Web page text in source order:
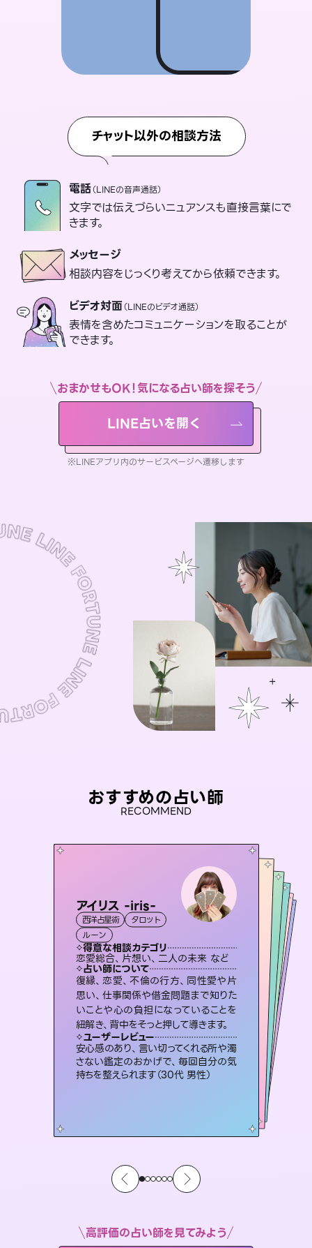
チャット以外の相談方法
電話（LINEの音声通話）
文字では伝えづらいニュアンスも直接言葉にで
きます。
メッセージ
相談内容をじっくり考えてから依頼できます。
ビデオ対面（LINEのビデオ通話）
表情を含めたコミュニケーションを取ることが
できます。
おまかせもOK！気になる占い師を探そう
LINE占いを開く
※LINEアプリ内のサービスページへ遷移します
おすすめの占い師
RECOMMEND
アイリス -iris-
西洋占星術
タロット
ルーン
得意な相談カテゴリ
恋愛総合、片想い、二人の未来 など
占い師について
復縁、恋愛、不倫の行方、同性愛や片
思い、仕事関係や借金問題まで知りた
いことや心の負担になっていることを
紐解き、背中をそっと押して導きます。
ユーザーレビュー
安心感のあり、言い切ってくれる所や濁
さない鑑定のおかげで、毎回自分の気
持ちを整えられます（30代 男性）
おう 霊感オラクル
霊視・オーラ
オラクルカード
得意な相談カテゴリ
恋愛総合、あの人の気持ち など
占い師について
霊視×オラクルカードを使って「今」と
「未来」そして「気になるあの人の気持
ち」まで丁寧に読み解き、恋や人生のヒ
ントを優しく引き出します。
ユーザーレビュー
不安な気持ちが嘘みたいに晴れまし
た…！よく視えていらっしゃるんだなと
感じました（40代 女性）
セラピスト理恵
霊視・オーラ
スピリチュアル・リーディング
得意な相談カテゴリ
片想い、二人の未来、年の差 など
占い師について
連絡再開、復縁、成就などの報告実績
多数。セラピストとして2万超の施術経
験があるからこそできる鑑定で、より良
い未来をサポートします。
ユーザーレビュー
とても心温まる鑑定でした。しかもこち
らは何も言っていないのに視えていらっ
しゃるんだなと驚きです（30代女性）
彗望（ すいぼう
霊視・オーラ
スピリチュアル・リーディング
得意な相談カテゴリ
片想い、あの人の気持ち、復縁 など
占い師について
3,700年以上の歴史を持つ東洋最古の占術「易占」で詳細まで占い、幸せへ向かう道筋を示します。厳しい結果にも具体的な対策をお伝えします。
ユーザーレビュー
複雑な背景もしっかり聞いて鑑定して
いただけました。気持ちが楽になりまし
た（50代 女性）
桃源珠羽
スピリチュアル・リーディング
得意な相談カテゴリ
片想い、あの人の気持ち、復縁 など
占い師について
恋愛のお悩みの中でも特に「曖昧な関
係」の相談を得意としており、友達以上
恋人未満なお相手との今後や本音を丁
寧に読み解き恋愛成就へと導きます。
ユーザーレビュー
鑑定していただいてアドバイス通りに行
動すると仲が復活してきました。ありが
とうございました（40代 女性）
未来視師＊花
霊視・オーラ 心理学
スピリチュアル・リーディング
得意な相談カテゴリ
出逢い、片想い、復縁 など
占い師について
未来には何パターンもの選択肢があり
ます。不安で視えにくくなっているあな
たの素敵な未来を見つけ、その未来を
選択できるようアドバイスします。
ユーザーレビュー
職場の人の性質や人間関係、本心など
本当によく視えていてびっくり。対策が
打てて前向きになれます（40代）
高評価の占い師を見てみよう